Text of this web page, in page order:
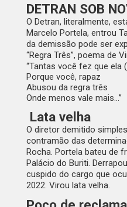
DETRAN SOB
O Detran, literalmente,
Marcelo Portela, entrou
da demissão pode ser
“Regra Três”, poema de
“Tantas você fez que ela
Porque você, rapaz
Abusou da regra três
Onde menos vale mais…”
Lata velha
O diretor demitido
contramão das
Rocha. Portela bateu de
Palácio do Buriti.
cuspido do cargo que
2022. Virou lata velha.